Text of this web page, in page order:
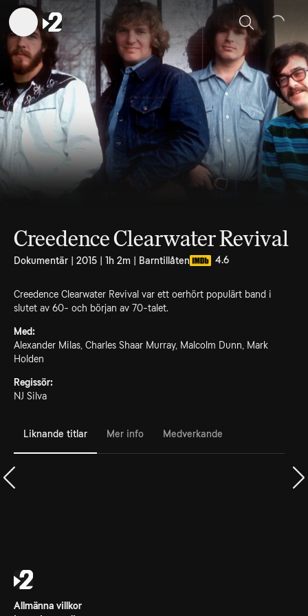
Sök
Creedence Clearwater Revival
Dokumentär | 2015 | 1h 2m | Barntillåten 4.6
Creedence Clearwater Revival var ett oerhört populärt band i
slutet av 60- och början av 70-talet.
Med:
Alexander Milas, Charles Shaar Murray, Malcolm Dunn, Mark
Holden
Regissör:
NJ Silva
Liknande titlar Mer info Medverkande
Allmänna villkor